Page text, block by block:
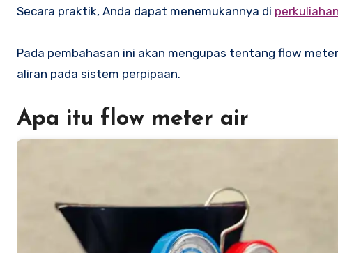
Secara praktik, Anda dapat menemukannya di
Pada pembahasan ini akan mengupas tentang flow
aliran pada sistem perpipaan.
Apa itu flow meter air